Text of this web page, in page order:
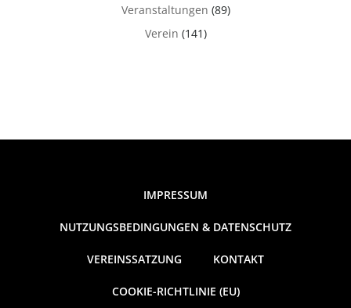
Veranstaltungen (89)
Verein (141)
IMPRESSUM
NUTZUNGSBEDINGUNGEN & DATENSCHUTZ
VEREINSSATZUNG KONTAKT
COOKIE-RICHTLINIE (EU)